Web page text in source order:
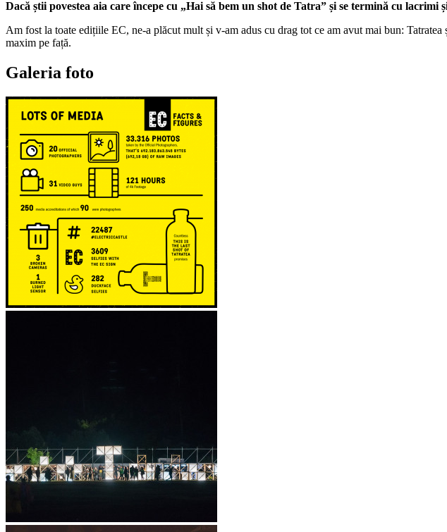
Dacă știi povestea aia care începe cu „Hai să bem un shot de Tatra” și se termină cu
Am fost la toate edițiile EC, ne-a plăcut mult și v-am adus cu drag tot ce am avut mai bun:
maxim pe față.
Galeria foto